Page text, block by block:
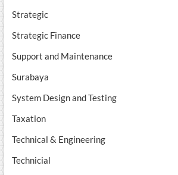
Strategic
Strategic Finance
Support and Maintenance
Surabaya
System Design and Testing
Taxation
Technical & Engineering
Technicial